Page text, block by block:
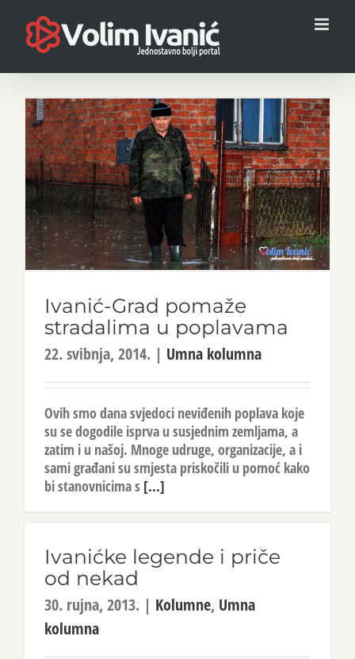
content
Ivanić-Grad pomaže
stradalima u poplavama
22. svibnja, 2014. | Umna kolumna
Ovih smo dana svjedoci neviđenih poplava koje
su se dogodile isprva u susjednim zemljama, a
zatim i u našoj. Mnoge udruge, organizacije, a i
sami građani su smjesta priskočili u pomoć kako
bi stanovnicima s [...]
Ivanićke legende i priče
od nekad
30. rujna, 2013. | Kolumne, Umna
kolumna